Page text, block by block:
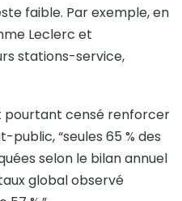
faible. Par exemple, en
Leclerc et
stations-service,
pourtant censé renforcer
public, “seules 65 % des
selon le bilan annuel
global observé